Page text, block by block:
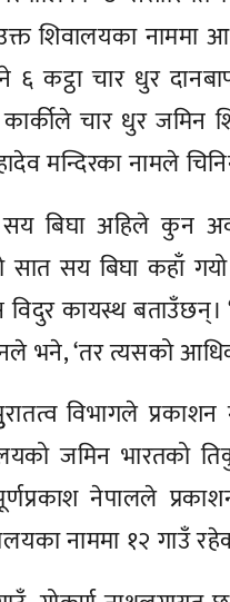
शिवालयका नाममा
कट्ठा चार धुर
कार्कीले चार धुर जमिन
मन्दिरका नामले
बिघा अहिले कुन
सय बिघा कहाँ गयो
कायस्थ
भने, ‘तर त्यसको
विभागले प्रकाशन
जमिन भारतको
नेपालले
नाममा १२ गाउँ